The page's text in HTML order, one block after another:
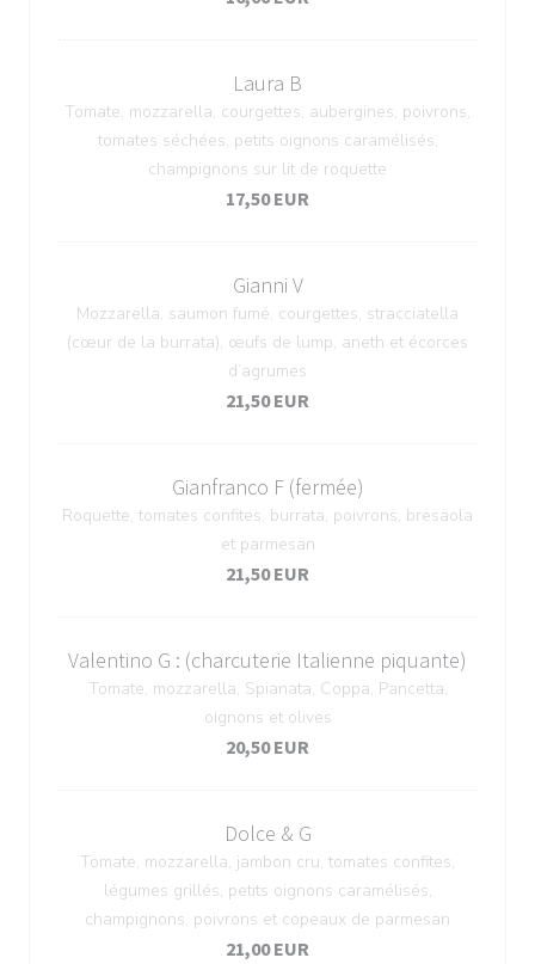
Laura B
Tomate, mozzarella, courgettes, aubergines, poivrons,
tomates séchées, petits oignons caramélisés,
champignons sur lit de roquette
17,50 EUR
Gianni V
Mozzarella, saumon fumé, courgettes, stracciatella
(cœur de la burrata), œufs de lump, aneth et écorces
d’agrumes
21,50 EUR
Gianfranco F (fermée)
Roquette, tomates confites, burrata, poivrons, bresaola
et parmesan
21,50 EUR
Valentino G : (charcuterie Italienne piquante)
Tomate, mozzarella, Spianata, Coppa, Pancetta,
oignons et olives
20,50 EUR
Dolce & G
Tomate, mozzarella, jambon cru, tomates confites,
légumes grillés, petits oignons caramélisés,
champignons, poivrons et copeaux de parmesan
21,00 EUR